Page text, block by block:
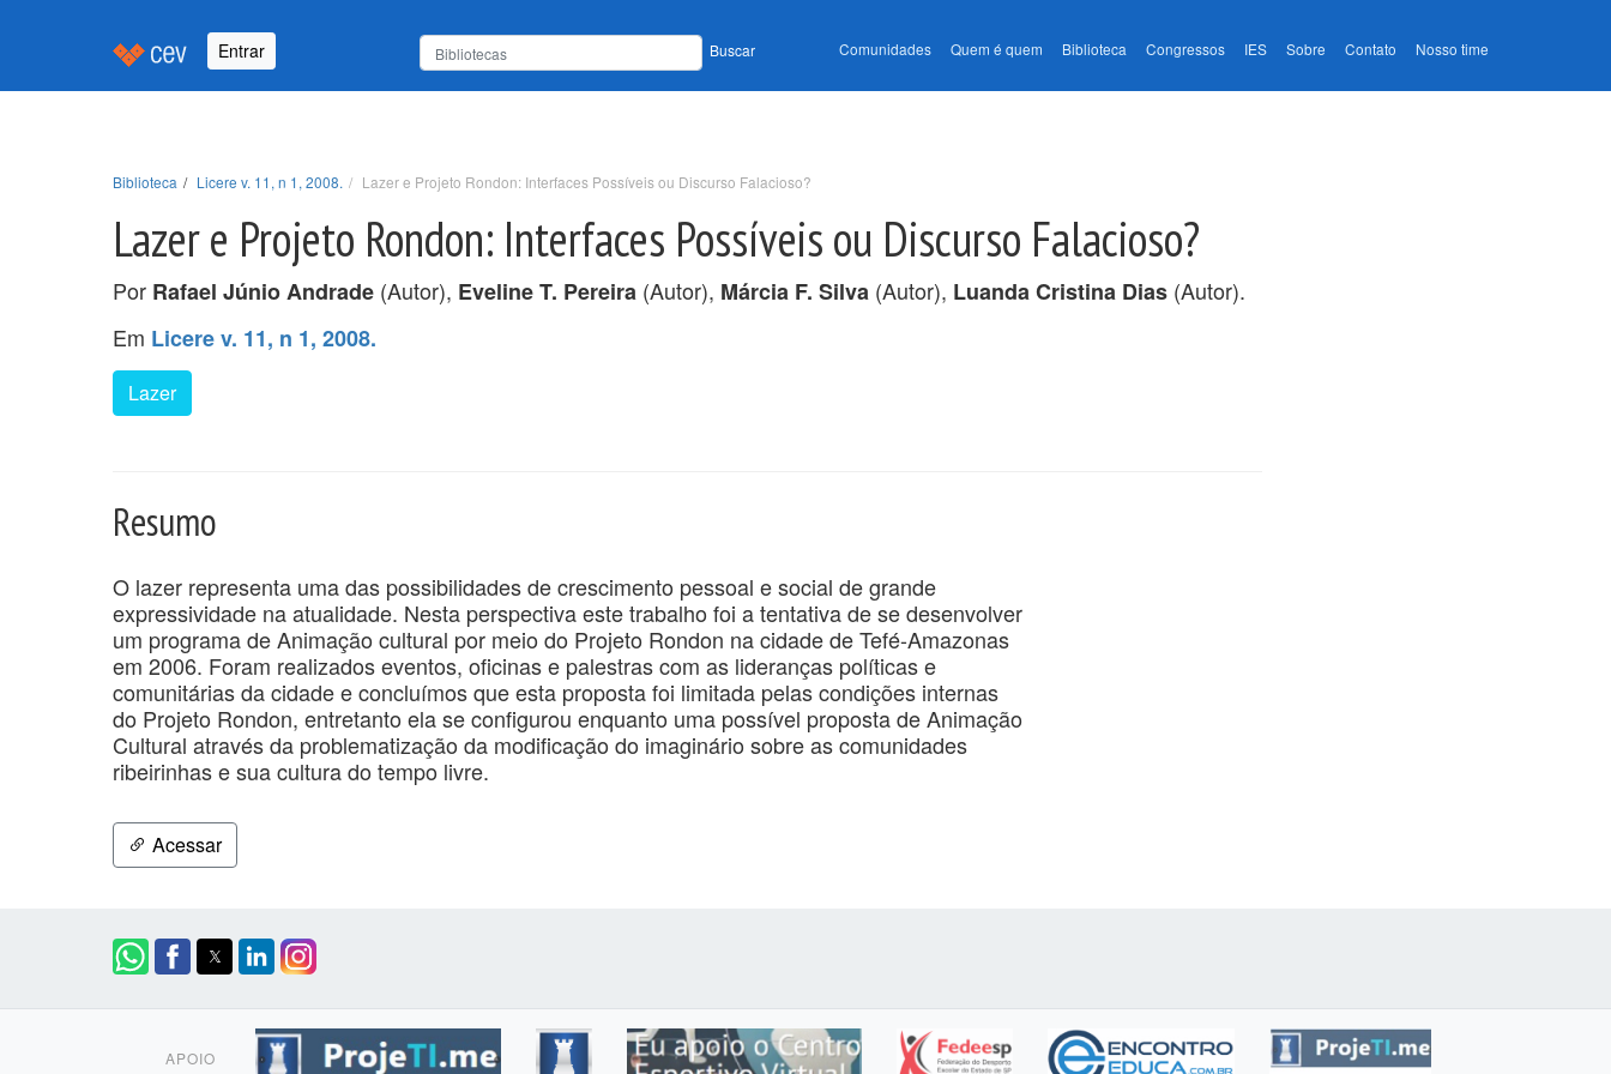
Entrar Buscar Comunidades Quem é quem Biblioteca Congressos IES Sobre Contato Nosso time
Biblioteca Licere v. 11, n 1, 2008. Lazer e Projeto Rondon: Interfaces Possíveis ou Discurso Falacioso?
Lazer e Projeto Rondon: Interfaces Possíveis ou Discurso Falacioso?
Por Rafael Júnio Andrade (Autor), Eveline T. Pereira (Autor), Márcia F. Silva (Autor), Luanda Cristina Dias (Autor).
Em Licere v. 11, n 1, 2008.
Lazer
Resumo
O lazer representa uma das possibilidades de crescimento pessoal e social de grande
expressividade na atualidade. Nesta perspectiva este trabalho foi a tentativa de se desenvolver
um programa de Animação cultural por meio do Projeto Rondon na cidade de Tefé-Amazonas
em 2006. Foram realizados eventos, oficinas e palestras com as lideranças políticas e
comunitárias da cidade e concluímos que esta proposta foi limitada pelas condições internas
do Projeto Rondon, entretanto ela se configurou enquanto uma possível proposta de Animação
Cultural através da problematização da modificação do imaginário sobre as comunidades
ribeirinhas e sua cultura do tempo livre.
Acessar
APOIO